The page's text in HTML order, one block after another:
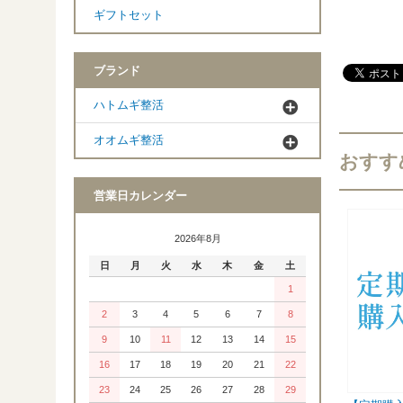
おすす
ギフトセット
ブランド
ハトムギ整活
オオムギ整活
営業日カレンダー
2026年8月
日 月 火 水 木 金 土
1
2 3 4 5 6 7 8
9 10 11 12 13 14 15
16 17 18 19 20 21 22
23 24 25 26 27 28 29